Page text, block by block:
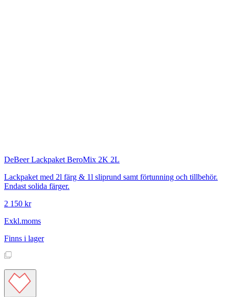
DeBeer Lackpaket BeroMix 2K 2L
Lackpaket med 2l färg & 1l sliprund samt förtunning och tillbehör.
Endast solida färger.
2 150 kr
Exkl.moms
Finns i lager